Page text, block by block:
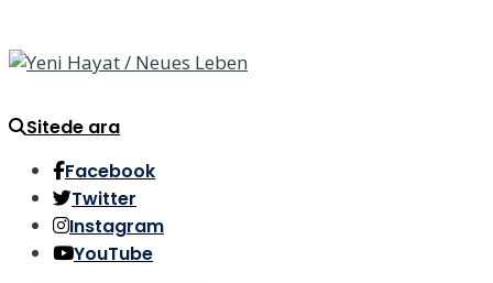
Sitede ara
Facebook
Twitter
Instagram
YouTube